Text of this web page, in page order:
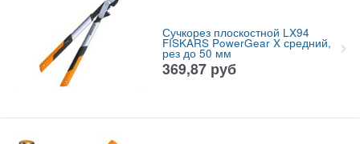
Сучкорез плоскостной LX94
FISKARS PowerGear X средний,
рез до 50 мм
369,87 руб